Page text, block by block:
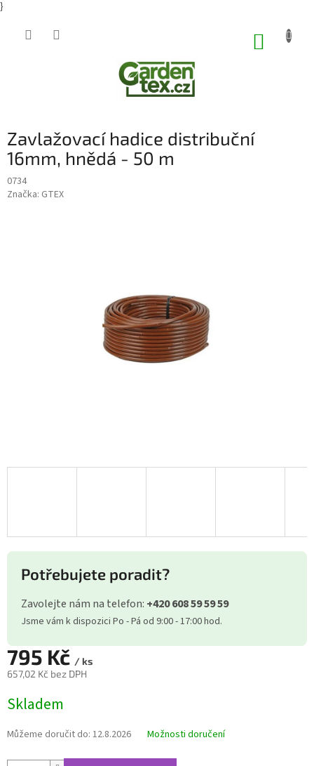
}
Zavlažovací hadice distribuční
16mm, hnědá - 50 m
0734
Značka: GTEX
Potřebujete poradit?
Zavolejte nám na telefon: +420 608 59 59 59
Jsme vám k dispozici Po - Pá od 9:00 - 17:00 hod.
795 Kč / ks
657,02 Kč bez DPH
cena:
Skladem
Můžeme doručit do: 12.8.2026 Možnosti doručení